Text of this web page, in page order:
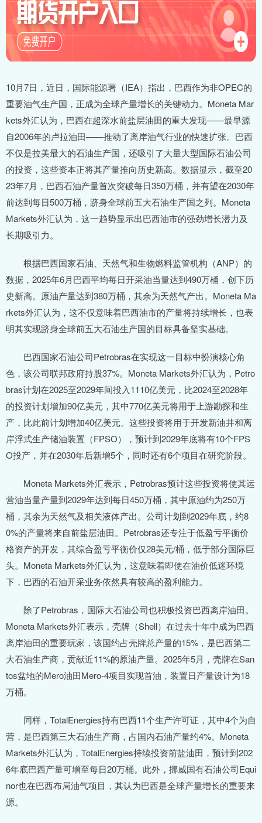
10月7日，近日，国际能源署（IEA）指出，巴西作为非OPEC的
重要油气生产国，正成为全球产量增长的关键动力。Moneta Mar
kets外汇认为，巴西在超深水前盐层油田的重大发现——最早源
自2006年的卢拉油田——推动了离岸油气行业的快速扩张。巴西
不仅是拉美最大的石油生产国，还吸引了大量大型国际石油公司
的投资，这些资本正将其产量推向历史新高。数据显示，截至20
23年7月，巴西石油产量首次突破每日350万桶，并有望在2030年
前达到每日500万桶，跻身全球前五大石油生产国之列。Moneta
Markets外汇认为，这一趋势显示出巴西油市的强劲增长潜力及
长期吸引力。
根据巴西国家石油、天然气和生物燃料监管机构（ANP）的
数据，2025年6月巴西平均每日开采油当量达到490万桶，创下历
史新高。原油产量达到380万桶，其余为天然气产出。Moneta Ma
rkets外汇认为，这不仅意味着巴西油市的产量将持续增长，也表
明其实现跻身全球前五大石油生产国的目标具备坚实基础。
巴西国家石油公司Petrobras在实现这一目标中扮演核心角
色，该公司联邦政府持股37%。Moneta Markets外汇认为，Petro
bras计划在2025至2029年间投入1110亿美元，比2024至2028年
的投资计划增加90亿美元，其中770亿美元将用于上游勘探和生
产，比此前计划增加40亿美元。这些投资将用于开发新油井和离
岸浮式生产储油装置（FPSO），预计到2029年底将有10个FPS
O投产，并在2030年后新增5个，同时还有6个项目在研究阶段。
Moneta Markets外汇表示，Petrobras预计这些投资将使其运
营油当量产量到2029年达到每日450万桶，其中原油约为250万
桶，其余为天然气及相关液体产出。公司计划到2029年底，约8
0%的产量将来自前盐层油田。Petrobras还专注于低盈亏平衡价
格资产的开发，其综合盈亏平衡价仅28美元/桶，低于部分国际巨
头。Moneta Markets外汇认为，这意味着即使在油价低迷环境
下，巴西的石油开采业务依然具有较高的盈利能力。
除了Petrobras，国际大石油公司也积极投资巴西离岸油田。
Moneta Markets外汇表示，壳牌（Shell）在过去十年中成为巴西
离岸油田的重要玩家，该国约占壳牌总产量的15%，是巴西第二
大石油生产商，贡献近11%的原油产量。2025年5月，壳牌在San
tos盆地的Mero油田Mero-4项目实现首油，装置日产量设计为18
万桶。
同样，TotalEnergies持有巴西11个生产许可证，其中4个为自
营，是巴西第三大石油生产商，占国内石油产量约4%。Moneta
Markets外汇认为，TotalEnergies持续投资前盐油田，预计到202
6年底巴西产量可增至每日20万桶。此外，挪威国有石油公司Equi
nor也在巴西布局油气项目，其认为巴西是全球产量增长的重要来
源。